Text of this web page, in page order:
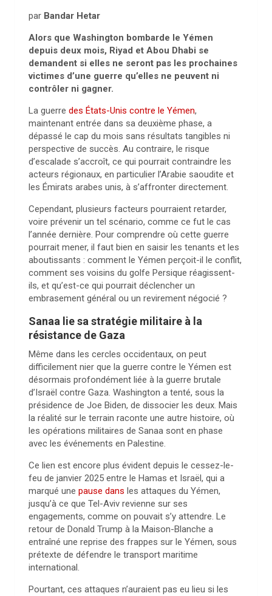
par Bandar Hetar
Alors que Washington bombarde le Yémen
depuis deux mois, Riyad et Abou Dhabi se
demandent si elles ne seront pas les prochaines
victimes d’une guerre qu’elles ne peuvent ni
contrôler ni gagner.
La guerre des États-Unis contre le Yémen,
maintenant entrée dans sa deuxième phase, a
dépassé le cap du mois sans résultats tangibles ni
perspective de succès. Au contraire, le risque
d’escalade s’accroît, ce qui pourrait contraindre les
acteurs régionaux, en particulier l’Arabie saoudite et
les Émirats arabes unis, à s’affronter directement.
Cependant, plusieurs facteurs pourraient retarder,
voire prévenir un tel scénario, comme ce fut le cas
l’année dernière. Pour comprendre où cette guerre
pourrait mener, il faut bien en saisir les tenants et les
aboutissants : comment le Yémen perçoit-il le conflit,
comment ses voisins du golfe Persique réagissent-
ils, et qu’est-ce qui pourrait déclencher un
embrasement général ou un revirement négocié ?
Sanaa lie sa stratégie militaire à la
résistance de Gaza
Même dans les cercles occidentaux, on peut
difficilement nier que la guerre contre le Yémen est
désormais profondément liée à la guerre brutale
d’Israël contre Gaza. Washington a tenté, sous la
présidence de Joe Biden, de dissocier les deux. Mais
la réalité sur le terrain raconte une autre histoire, où
les opérations militaires de Sanaa sont en phase
avec les événements en Palestine.
Ce lien est encore plus évident depuis le cessez-le-
feu de janvier 2025 entre le Hamas et Israël, qui a
marqué une pause dans les attaques du Yémen,
jusqu’à ce que Tel-Aviv revienne sur ses
engagements, comme on pouvait s’y attendre. Le
retour de Donald Trump à la Maison-Blanche a
entraîné une reprise des frappes sur le Yémen, sous
prétexte de défendre le transport maritime
international.
Pourtant, ces attaques n’auraient pas eu lieu si les